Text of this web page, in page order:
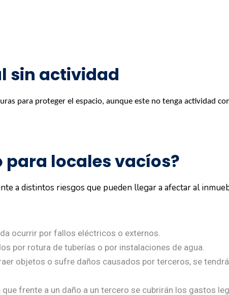
sin actividad
para proteger el espacio, aunque este no tenga actividad
para locales vacíos?
a distintos riesgos que pueden llegar a afectar al
ocurrir por fallos eléctricos o externos.
por rotura de tuberías o por instalaciones de agua.
objetos o sufre daños causados por terceros, se
frente a un daño a un tercero se cubrirán los gastos